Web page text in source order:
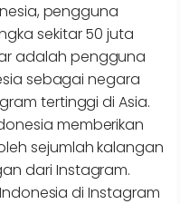
pengguna
sekitar 50 juta
adalah pengguna
sebagai negara
tertinggi di Asia.
memberikan
sejumlah kalangan
dari Instagram.
di Instagram